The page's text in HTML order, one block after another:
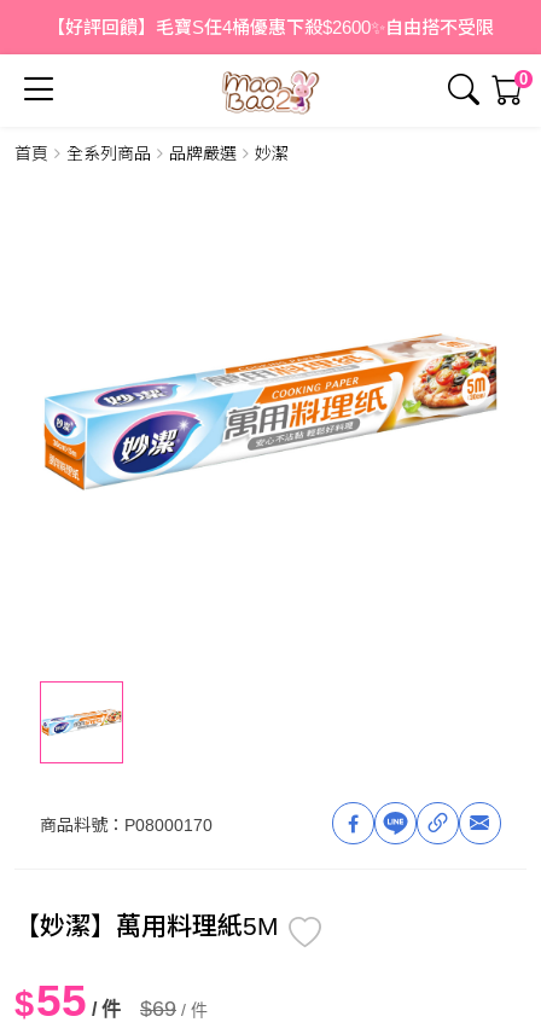
【好評回饋】毛寶S任4桶優惠下殺$2600✨自由搭不受限
0
簡介 內容
首頁 全系列商品 品牌嚴選 妙潔
商品料號： P08000170
【妙潔】萬用料理紙5M
$55 / 件 $69 / 件